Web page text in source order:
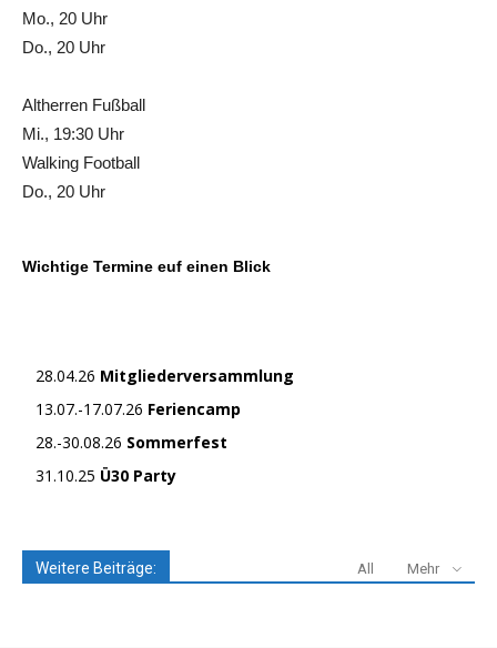
Mo., 20 Uhr
Do., 20 Uhr
Altherren Fußball
Mi., 19:30 Uhr
Walking Football
Do., 20 Uhr
Wichtige Termine euf einen Blick
28.04.26 Mitgliederversammlung
13.07.-17.07.26 Feriencamp
28.-30.08.26 Sommerfest
31.10.25 Ü30 Party
Weitere Beiträge: All Mehr